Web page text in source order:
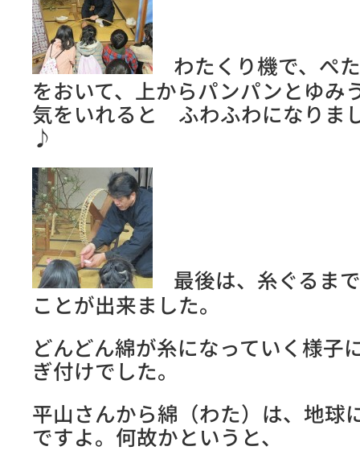
わたくり機で、ぺ
をおいて、上からパンパンとゆみ
気をいれると ふわふわになりま
♪
最後は、糸ぐるま
ことが出来ました。
どんどん綿が糸になっていく様子
ぎ付けでした。
平山さんから綿（わた）は、地球
ですよ。何故かというと、